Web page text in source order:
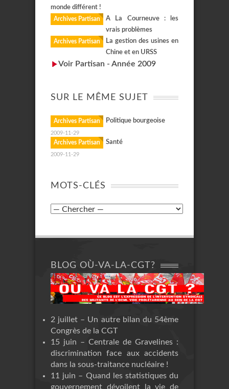
monde différent !
Archives Partisan
A La Courneuve : les
vrais problèmes
Archives Partisan
La gestion des usines en
Chine et en URSS
Voir Partisan - Année 2009
SUR LE MÊME SUJET
Archives Partisan Politique bourgeoise
2009-11-29
Archives Partisan Santé
2009-11-29
MOTS-CLÉS
BLOG OÙ-VA-LA-CGT?
2 juillet – Un autre bilan du 54ème
Congrès de la CGT
15 juin – Centrale de Gravelines :
discrimination face aux accidents
dans la sous-traitance nucléaire !
11 juin – Quand les statistiques du
gouvernement dévoilent la vie de